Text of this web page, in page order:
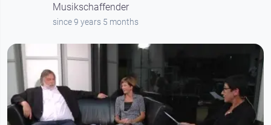
Musikschaffender
since 9 years 5 months